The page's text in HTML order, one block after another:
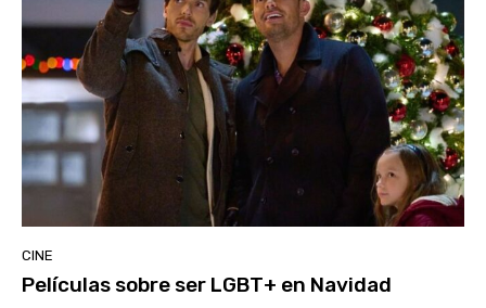
CINE
Películas sobre ser LGBT+ en Navidad